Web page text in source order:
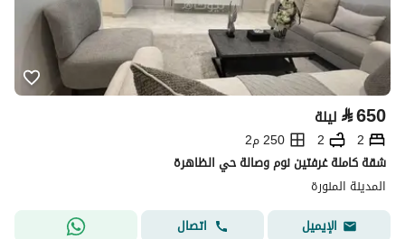
⃁650 ليلة
2
2
250 م2
شقة كاملة غرفتين نوم وصالة حي الظاهرة
المدينة المنورة
الإيميل
اتصال